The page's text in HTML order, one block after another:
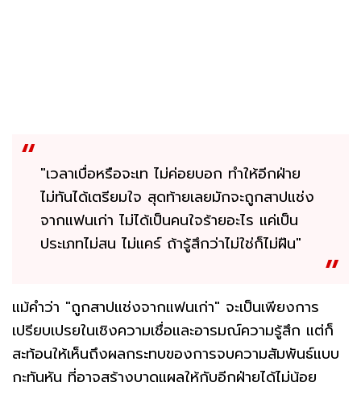
"เวลาเบื่อหรือจะเท ไม่ค่อยบอก ทำให้อีกฝ่าย
ไม่ทันได้เตรียมใจ สุดท้ายเลยมักจะถูกสาปแช่ง
จากแฟนเก่า ไม่ได้เป็นคนใจร้ายอะไร แค่เป็น
ประเภทไม่สน ไม่แคร์ ถ้ารู้สึกว่าไม่ใช่ก็ไม่ฝืน"
แม้คำว่า "ถูกสาปแช่งจากแฟนเก่า" จะเป็นเพียงการ
เปรียบเปรยในเชิงความเชื่อและอารมณ์ความรู้สึก แต่ก็
สะท้อนให้เห็นถึงผลกระทบของการจบความสัมพันธ์แบบ
กะทันหัน ที่อาจสร้างบาดแผลให้กับอีกฝ่ายได้ไม่น้อย